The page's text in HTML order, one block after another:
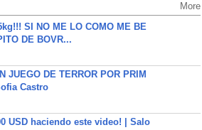
More
SI NO ME LO COMO ME BE
DE BOVR...
JUEGO DE TERROR POR PRIM
Castro
USD haciendo este video! | Salo